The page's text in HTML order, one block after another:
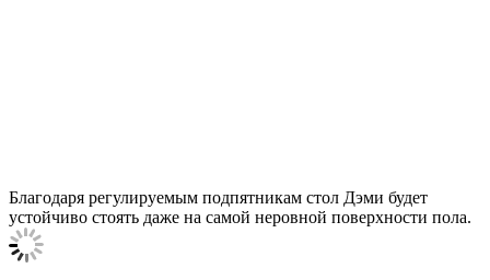
Благодаря регулируемым подпятникам стол Дэми будет
устойчиво стоять даже на самой неровной поверхности пола.